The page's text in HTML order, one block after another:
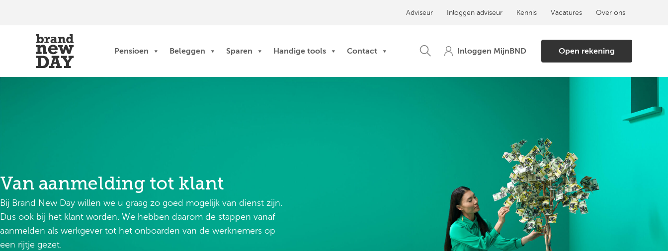
Adviseur Inloggen adviseur Kennis Vacatures Over ons
Pensioen Beleggen Sparen Handige tools Contact Open rekening
Van aanmelding tot klant
Bij Brand New Day willen we u graag zo goed mogelijk van dienst zijn.
Dus ook bij het klant worden. We hebben daarom de stappen vanaf
aanmelden als werkgever tot het onboarden van de werknemers op
een rijtje gezet.